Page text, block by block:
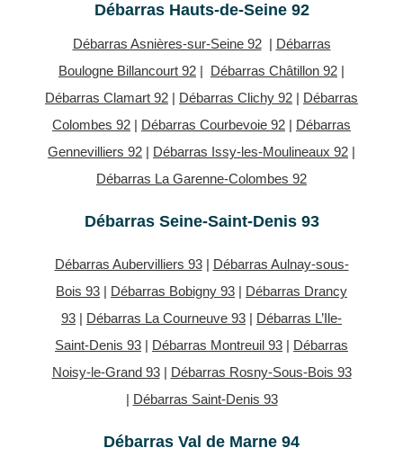
Débarras Hauts-de-Seine 92
Débarras Asnières-sur-Seine 92| Débarras
Boulogne Billancourt 92 | Débarras Châtillon 92 |
Débarras Clamart 92 | Débarras Clichy 92 | Débarras
Colombes 92 | Débarras Courbevoie 92 | Débarras
Gennevilliers 92 | Débarras Issy-les-Moulineaux 92 |
Débarras La Garenne-Colombes 92
Débarras Seine-Saint-Denis 93
Débarras Aubervilliers 93| Débarras Aulnay-sous-
Bois 93 | Débarras Bobigny 93 | Débarras Drancy
93 | Débarras La Courneuve 93 | Débarras L’Ile-
Saint-Denis 93 | Débarras Montreuil 93 | Débarras
Noisy-le-Grand 93| Débarras Rosny-Sous-Bois 93
| Débarras Saint-Denis 93
Débarras Val de Marne 94